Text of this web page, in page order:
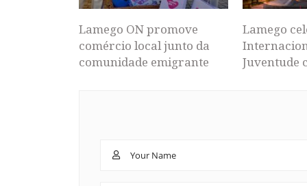
Lamego ON promove
comércio local junto da
comunidade emigrante
Lamego
Juventude